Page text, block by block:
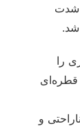
شدت
شد.
را
قطره‌ای
و